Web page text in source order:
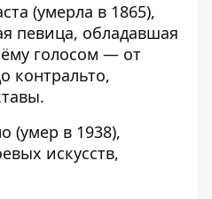
(умерла в 1865),
певица, обладавшая
голосом — от
контральто,
(умер в 1938),
искусств,